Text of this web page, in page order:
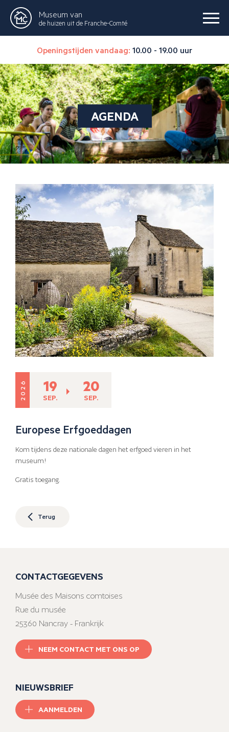
Museum van
de huizen uit de Franche-Comté
Openingstijden vandaag: 10.00 - 19.00 uur
AGENDA
2026 19
SEP.
20
SEP.
Europese Erfgoeddagen
Kom tijdens deze nationale dagen het erfgoed vieren in het
museum!
Gratis toegang.
Terug
CONTACTGEGEVENS
Musée des Maisons comtoises
Rue du musée
25360 Nancray - Frankrijk
NEEM CONTACT MET ONS OP
NIEUWSBRIEF
AANMELDEN